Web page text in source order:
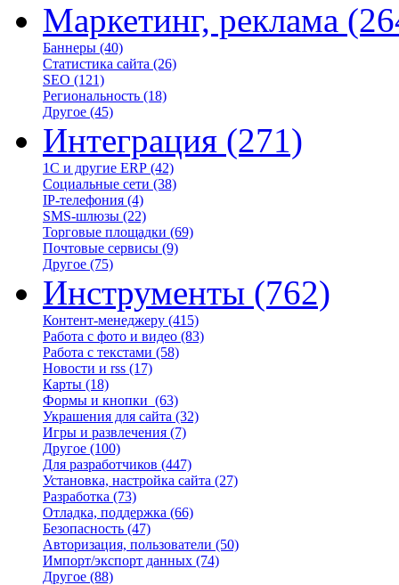
Маркетинг, реклама
Баннеры (40)
Статистика сайта (26)
SEO (121)
Региональность (18)
Другое (45)
Интеграция (271)
1С и другие ERP (42)
Социальные сети (38)
IP-телефония (4)
SMS-шлюзы (22)
Торговые площадки (69)
Почтовые сервисы (9)
Другое (75)
Инструменты (762)
Контент-менеджеру (415)
Работа с фото и видео (83)
Работа с текстами (58)
Новости и rss (17)
Карты (18)
Формы и кнопки (63)
Украшения для сайта (32)
Игры и развлечения (7)
Другое (100)
Для разработчиков (447)
Установка, настройка сайта (27)
Разработка (73)
Отладка, поддержка (66)
Безопасность (47)
Авторизация, пользователи (50)
Импорт/экспорт данных (74)
Другое (88)